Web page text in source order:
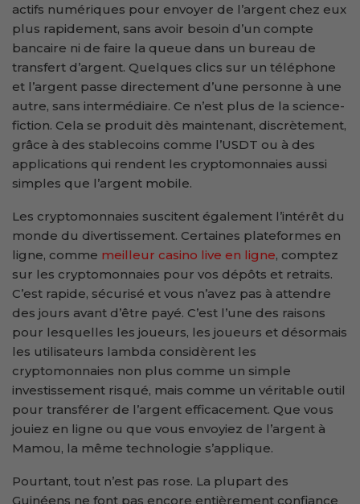
actifs numériques pour envoyer de l’argent chez eux
plus rapidement, sans avoir besoin d’un compte
bancaire ni de faire la queue dans un bureau de
transfert d’argent. Quelques clics sur un téléphone
et l’argent passe directement d’une personne à une
autre, sans intermédiaire. Ce n’est plus de la science-
fiction. Cela se produit dès maintenant, discrètement,
grâce à des stablecoins comme l’USDT ou à des
applications qui rendent les cryptomonnaies aussi
simples que l’argent mobile.
Les cryptomonnaies suscitent également l’intérêt du
monde du divertissement. Certaines plateformes en
ligne, comme meilleur casino live en ligne, comptez
sur les cryptomonnaies pour vos dépôts et retraits.
C’est rapide, sécurisé et vous n’avez pas à attendre
des jours avant d’être payé. C’est l’une des raisons
pour lesquelles les joueurs, les joueurs et désormais
les utilisateurs lambda considèrent les
cryptomonnaies non plus comme un simple
investissement risqué, mais comme un véritable outil
pour transférer de l’argent efficacement. Que vous
jouiez en ligne ou que vous envoyiez de l’argent à
Mamou, la même technologie s’applique.
Pourtant, tout n’est pas rose. La plupart des
Guinéens ne font pas encore entièrement confiance